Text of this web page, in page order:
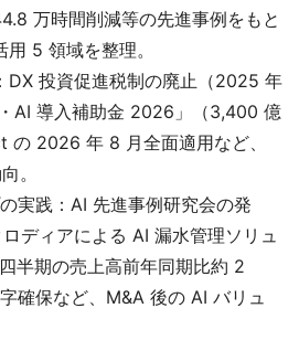
万時間削減等の先進事例をもと
5 領域を整理。
DX 投資促進税制の廃止（2025 年
AI 導入補助金 2026」（3,400 億
の 2026 年 8 月全面適用など、
。
実践：AI 先進事例研究会の発
ディアによる AI 漏水管理ソリュ
半期の売上高前年同期比約 2
確保など、M&A 後の AI バリュ